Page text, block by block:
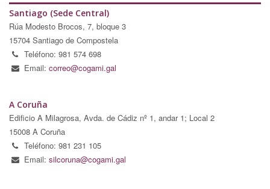
Santiago (Sede Central)
Rúa Modesto Brocos, 7, bloque 3
15704 Santiago de Compostela
Teléfono: 981 574 698
Email: correo@cogami.gal
A Coruña
Edificio A Milagrosa, Avda. de Cádiz nº 1, andar 1; Local 2
15008 A Coruña
Teléfono: 981 231 105
Email: silcoruna@cogami.gal